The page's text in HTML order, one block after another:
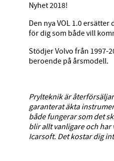
Nyhet 2018!
Den nya VOL 1.0
för dig som både vill
Stödjer Volvo från 1997-
beroende på årsmodell.
Prylteknik är
garanterat äkta
både fungerar som det
blir allt vanligare och
Icarsoft. Det kostar dig